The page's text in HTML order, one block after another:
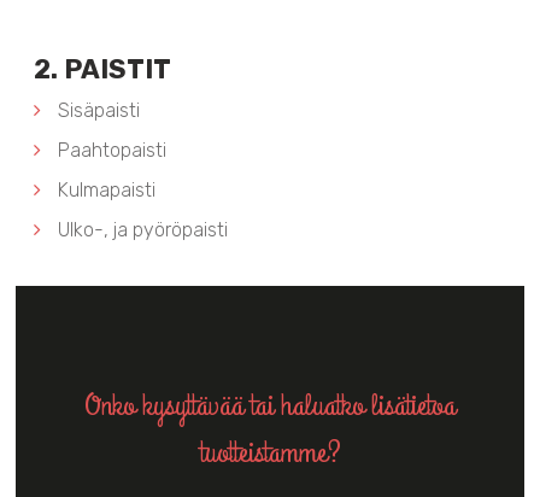
2. PAISTIT
Sisäpaisti
Paahtopaisti
Kulmapaisti
Ulko-, ja pyöröpaisti
Onko kysyttävää tai haluatko lisätietoa
tuotteistamme?